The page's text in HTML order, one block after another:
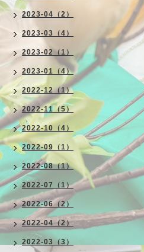
2023-04（2）
2023-03（4）
2023-02（1）
2023-01（4）
2022-12（1）
2022-11（5）
2022-10（4）
2022-09（1）
2022-08（1）
2022-07（1）
2022-06（2）
2022-04（2）
2022-03（3）